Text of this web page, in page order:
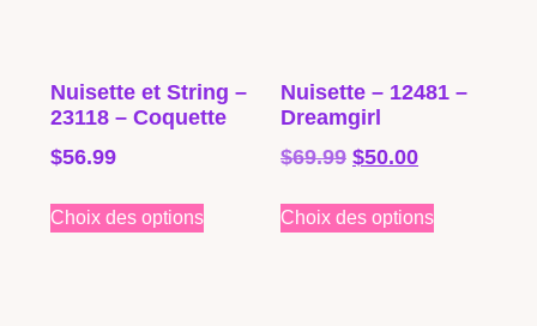
Nuisette et String –
23118 – Coquette
$56.99
Choix des options
Nuisette – 12481 –
Dreamgirl
$69.99 $50.00
Choix des options